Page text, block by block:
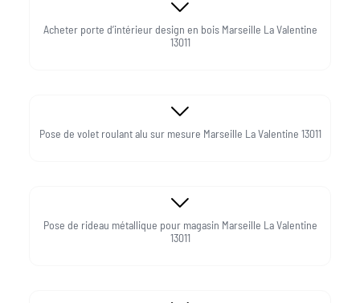
Acheter porte d’intérieur design en bois Marseille La Valentine
13011
Pose de volet roulant alu sur mesure Marseille La Valentine 13011
Pose de rideau métallique pour magasin Marseille La Valentine
13011